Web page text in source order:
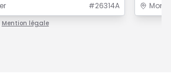
#26314A
Mention légale